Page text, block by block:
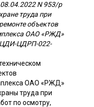
N 953/р
труда при
объектов
ОАО «РЖД»
ЦДИ-ЦДРП-022-
ОАО «РЖД»
труда при
по осмотру,